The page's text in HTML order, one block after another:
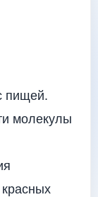
пищей.
молекулы